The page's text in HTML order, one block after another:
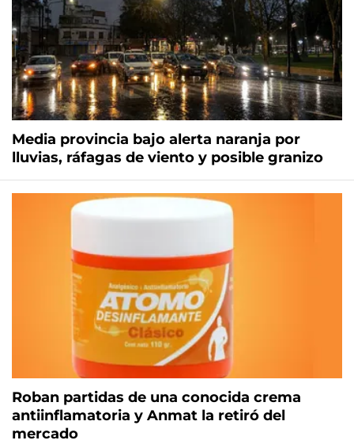
Media provincia bajo alerta naranja por
lluvias, ráfagas de viento y posible granizo
Roban partidas de una conocida crema
antiinflamatoria y Anmat la retiró del
mercado